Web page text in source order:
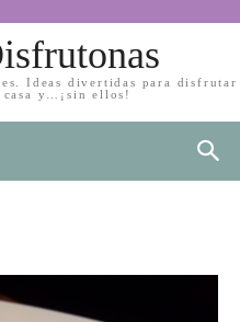
Ideas divertidas para disfrutar
casa y…¡sin ellos!